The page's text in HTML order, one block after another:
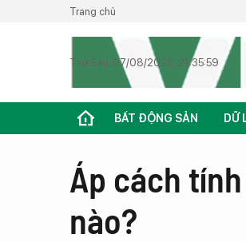
Trang chủ
Thứ Sáu, 07/08/2026, 21:35:59
BẤT ĐỘNG SẢN DỮ
Áp cách
nào?